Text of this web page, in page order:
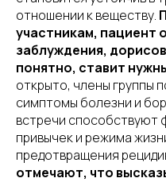
отношении к веществу.
участникам, пациент
заблуждения,
понятно, ставит
открыто, члены группы
симптомы болезни и
встречи способствуют
привычек и режима
предотвращения
отмечают, что